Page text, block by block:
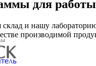
для
и нашу
производимой